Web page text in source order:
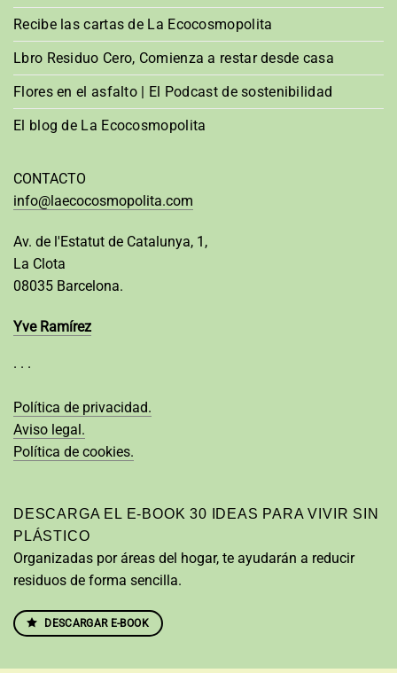
Recibe las cartas de La Ecocosmopolita
Lbro Residuo Cero, Comienza a restar desde casa
Flores en el asfalto | El Podcast de sostenibilidad
El blog de La Ecocosmopolita
CONTACTO
info@laecocosmopolita.com
Av. de l'Estatut de Catalunya, 1,
La Clota
08035 Barcelona.
Yve Ramírez
· · ·
Política de privacidad.
Aviso legal.
Política de cookies.
DESCARGA EL E-BOOK 30 IDEAS PARA VIVIR SIN
PLÁSTICO
Organizadas por áreas del hogar, te ayudarán a reducir
residuos de forma sencilla.
DESCARGAR E-BOOK